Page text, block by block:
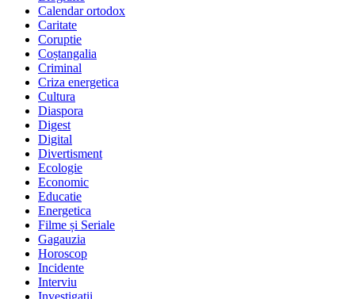
Calendar ortodox
Caritate
Coruptie
Coștangalia
Criminal
Criza energetica
Cultura
Diaspora
Digest
Digital
Divertisment
Ecologie
Economic
Educatie
Energetica
Filme și Seriale
Gagauzia
Horoscop
Incidente
Interviu